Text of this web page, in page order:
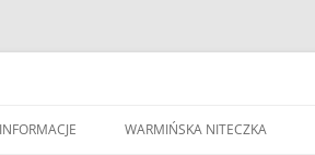
INFORMACJE WARMIŃSKA NITECZKA